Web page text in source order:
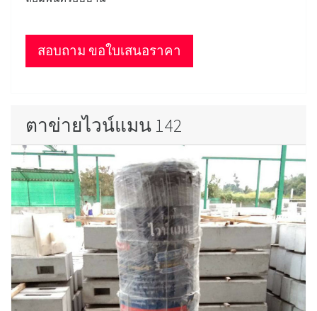
สอบถาม ขอใบเสนอราคา
ตาข่ายไวน์แมน 142